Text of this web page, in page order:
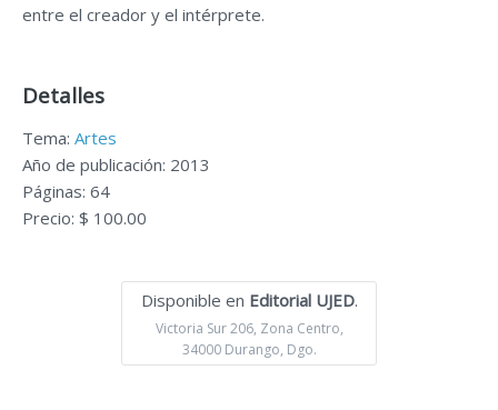
entre el creador y el intérprete.
Detalles
Tema: Artes
Año de publicación: 2013
Páginas: 64
Precio: $ 100.00
Disponible en Editorial UJED.
Victoria Sur 206, Zona Centro,
34000 Durango, Dgo.